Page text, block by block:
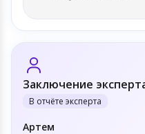
Заключение
В отчёте эксперта
Артем